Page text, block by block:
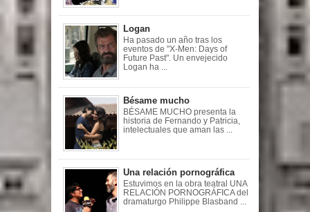
Logan
Ha pasado un año tras los
eventos de "X-Men: Days of
Future Past". Un envejecido
Logan ha ...
Bésame mucho
BÉSAME MUCHO presenta la
historia de Fernando y Patricia,
intelectuales que aman las ...
Una relación pornográfica
Estuvimos en la obra teatral UNA
RELACIÓN PORNOGRÁFICA del
dramaturgo Philippe Blasband ...